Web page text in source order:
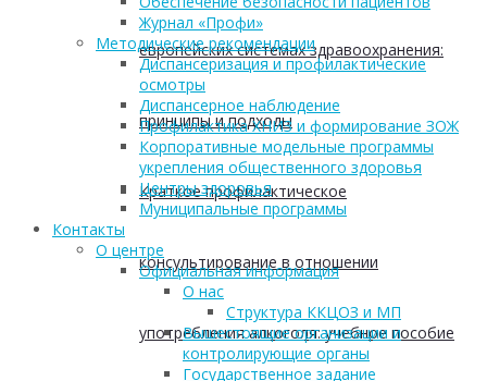
европейских системах здравоохранения:
принципы и подходы
Краткое профилактическое
консультирование в отношении
употребления алкоголя: учебное пособие
Журнал «Профи»
Методические рекомендации
Диспансеризация и профилактические
осмотры
Диспансерное наблюдение
Профилактика ХНИЗ и формирование ЗОЖ
Корпоративные модельные программы
укрепления общественного здоровья
Центры здоровья
Муниципальные программы
Контакты
О центре
Официальная информация
О нас
Структура ККЦОЗ и МП
Вышестоящие организации и
контролирующие органы
Государственное задание